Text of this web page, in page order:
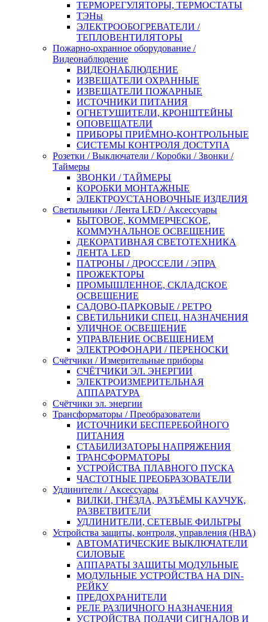
ТЕРМОРЕГУЛЯТОРЫ, ТЕРМОСТАТЫ
ТЭНы
ЭЛЕКТРООБОГРЕВАТЕЛИ /
ТЕПЛОВЕНТИЛЯТОРЫ
Пожарно-охранное оборудование /
Видеонаблюдение
ВИДЕОНАБЛЮДЕНИЕ
ИЗВЕЩАТЕЛИ ОХРАННЫЕ
ИЗВЕЩАТЕЛИ ПОЖАРНЫЕ
ИСТОЧНИКИ ПИТАНИЯ
ОГНЕТУШИТЕЛИ, КРОНШТЕЙНЫ
ОПОВЕЩАТЕЛИ
ПРИБОРЫ ПРИЁМНО-КОНТРОЛЬНЫЕ
СИСТЕМЫ КОНТРОЛЯ ДОСТУПА
Розетки / Выключатели / Коробки / Звонки /
Таймеры
ЗВОНКИ / ТАЙМЕРЫ
КОРОБКИ МОНТАЖНЫЕ
ЭЛЕКТРОУСТАНОВОЧНЫЕ ИЗДЕЛИЯ
Светильники / Лента LED / Аксессуары
БЫТОВОЕ, КОММЕРЧЕСКОЕ,
КОММУНАЛЬНОЕ ОСВЕЩЕНИЕ
ДЕКОРАТИВНАЯ СВЕТОТЕХНИКА
ЛЕНТА LED
ПАТРОНЫ / ДРОССЕЛИ / ЭПРА
ПРОЖЕКТОРЫ
ПРОМЫШЛЕННОЕ, СКЛАДСКОЕ
ОСВЕЩЕНИЕ
САДОВО-ПАРКОВЫЕ / РЕТРО
СВЕТИЛЬНИКИ СПЕЦ. НАЗНАЧЕНИЯ
УЛИЧНОЕ ОСВЕЩЕНИЕ
УПРАВЛЕНИЕ ОСВЕЩЕНИЕМ
ЭЛЕКТРОФОНАРИ / ПЕРЕНОСКИ
Счётчики / Измерительные приборы
СЧЁТЧИКИ ЭЛ. ЭНЕРГИИ
ЭЛЕКТРОИЗМЕРИТЕЛЬНАЯ
АППАРАТУРА
Счётчики эл. энергии
Трансформаторы / Преобразователи
ИСТОЧНИКИ БЕСПЕРЕБОЙНОГО
ПИТАНИЯ
СТАБИЛИЗАТОРЫ НАПРЯЖЕНИЯ
ТРАНСФОРМАТОРЫ
УСТРОЙСТВА ПЛАВНОГО ПУСКА
ЧАСТОТНЫЕ ПРЕОБРАЗОВАТЕЛИ
Удлинители / Аксессуары
ВИЛКИ, ГНЁЗДА, РАЗЪЁМЫ КАУЧУК,
РАЗВЕТВИТЕЛИ
УДЛИНИТЕЛИ, СЕТЕВЫЕ ФИЛЬТРЫ
Устройства защиты, контроля, управления (НВА)
АВТОМАТИЧЕСКИЕ ВЫКЛЮЧАТЕЛИ
СИЛОВЫЕ
АППАРАТЫ ЗАЩИТЫ МОДУЛЬНЫЕ
МОДУЛЬНЫЕ УСТРОЙСТВА НА DIN-
РЕЙКУ
ПРЕДОХРАНИТЕЛИ
РЕЛЕ РАЗЛИЧНОГО НАЗНАЧЕНИЯ
УСТРОЙСТВА ПОДАЧИ СИГНАЛОВ И